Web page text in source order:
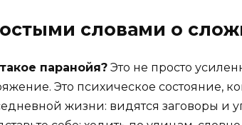
словами о
паранойя? Это не просто
Это психическое состояние,
жизни: видятся заговоры и